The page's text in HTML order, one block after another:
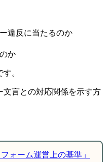
違反に当たるのか
か
。
言との対応関係を示す方
ォーム運営上の基準」